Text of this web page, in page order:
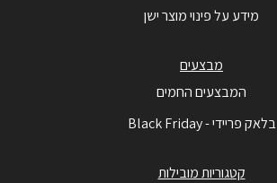
מידע על פינוי מוצר ישן
מבצעים
המבצעים החמים
בלאק פריידי - Black Friday
קטגוריות מובילות